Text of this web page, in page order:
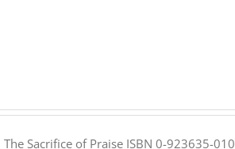
Sacrifice of Praise ISBN 0-923635-010